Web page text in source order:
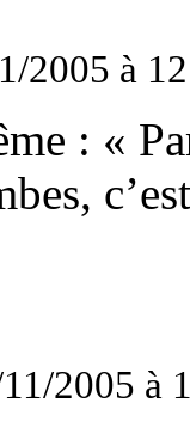
2005 à
: «
2005 à